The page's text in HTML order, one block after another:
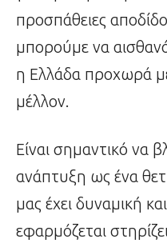
προσπάθειες
μπορούμε να
η Ελλάδα προχωρά
μέλλον.
Είναι σημαντικό να
ανάπτυξη ως ένα
μας έχει δυναμική
εφαρμόζεται